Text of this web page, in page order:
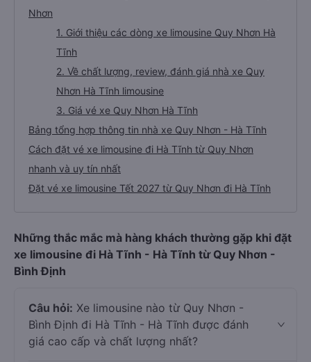
Nhơn
1. Giới thiệu các dòng xe limousine Quy Nhơn Hà
Tĩnh
2. Về chất lượng, review, đánh giá nhà xe Quy
Nhơn Hà Tĩnh limousine
3. Giá vé xe Quy Nhơn Hà Tĩnh
Bảng tổng hợp thông tin nhà xe Quy Nhơn - Hà Tĩnh
Cách đặt vé xe limousine đi Hà Tĩnh từ Quy Nhơn
nhanh và uy tín nhất
Đặt vé xe limousine Tết 2027 từ Quy Nhơn đi Hà Tĩnh
Những thắc mắc mà hàng khách thường gặp khi đặt
xe limousine đi Hà Tĩnh - Hà Tĩnh từ Quy Nhơn -
Bình Định
Câu hỏi: Xe limousine nào từ Quy Nhơn -
Bình Định đi Hà Tĩnh - Hà Tĩnh được đánh
giá cao cấp và chất lượng nhất?